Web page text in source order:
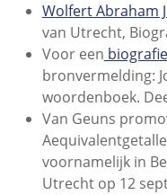
Wolfert Abraham
van Utrecht,
Voor een biografie
bronvermelding:
woordenboek.
Van Geuns
voornamelijk in
Utrecht op 12